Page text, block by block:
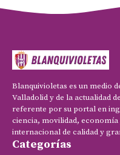
Blanquivioletas es un medio
Valladolid y de la actualidad
referente por su portal en
ciencia, movilidad,
internacional de calidad y
Categorías